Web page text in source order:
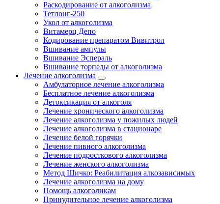
Раскодирование от алкоголизма
Тетлонг-250
Укол от алкоголизма
Витамерц Депо
Кодирование препаратом Вивитрол
Вшивание ампулы
Вшивание Эспераль
Вшивание торпеды от алкоголизма
Лечение алкоголизма
Амбулаторное лечение алкоголизма
Бесплатное лечение алкоголизма
Детоксикация от алкоголя
Лечение хронического алкоголизма
Лечение алкоголизма у пожилых людей
Лечение алкоголизма в стационаре
Лечение белой горячки
Лечение пивного алкоголизма
Лечение подросткового алкоголизма
Лечение женского алкоголизма
Метод Шичко: Реабилитация алкозависимых
Лечение алкоголизма на дому
Помощь алкоголикам
Принудительное лечение алкоголизма